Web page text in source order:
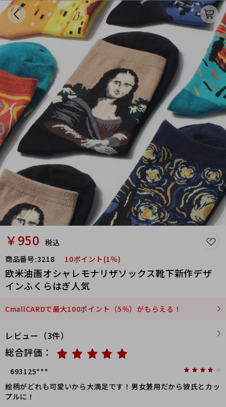
￥950 税込
商品番号:3218 10ポイント(1％)
欧米油画オシャレモナリザソックス靴下新作デザ
インふくらはぎ人気
CmallCARDで最大100ポイント（5％）がもらえる！
レビュー（3件）
総合評価：
693125***
絵柄がどれも可愛いから大満足です！男女兼用だから彼氏とカッ
プルに！